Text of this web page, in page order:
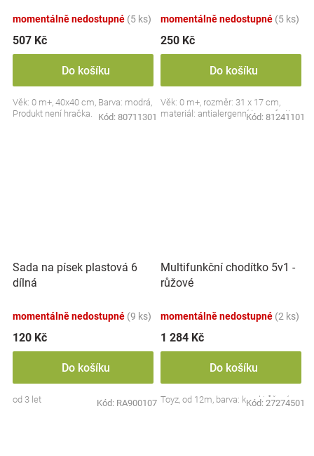
momentálně nedostupné (5 ks)
507 Kč
Do košíku
Věk: 0 m+, 40x40 cm, Barva: modrá,
Produkt není hračka.
Kód: 80711301
momentálně nedostupné (5 ks)
250 Kč
Do košíku
Věk: 0 m+, rozměr: 31 x 17 cm,
materiál: antialergenní termofrotte
Kód: 81241101
Sada na písek plastová 6
dílná
momentálně nedostupné (9 ks)
120 Kč
Do košíku
od 3 let Kód: RA900107
Multifunkční chodítko 5v1 -
růžové
momentálně nedostupné (2 ks)
1 284 Kč
Do košíku
Toyz, od 12m, barva: koral/růžová
Kód: 27274501